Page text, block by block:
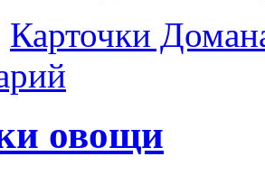
Карточки
овощи